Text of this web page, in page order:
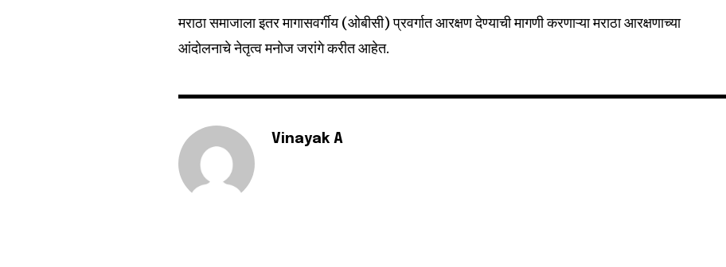
मराठा समाजाला इतर मागासवर्गीय (ओबीसी) प्रवर्गात आरक्षण देण्याची मागणी करणाऱ्या मराठा आरक्षणाच्या
आंदोलनाचे नेतृत्व मनोज जरांगे करीत आहेत.
Vinayak A